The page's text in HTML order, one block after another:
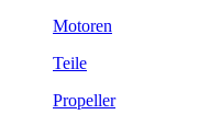
Motoren
Teile
Propeller